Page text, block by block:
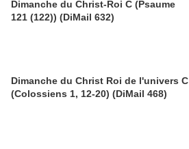
Dimanche du Christ-Roi C (Psaume
121 (122)) (DiMail 632)
Dimanche du Christ Roi de l'univers C
(Colossiens 1, 12-20) (DiMail 468)